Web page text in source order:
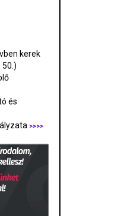
kerek
50.)
és
>>>>